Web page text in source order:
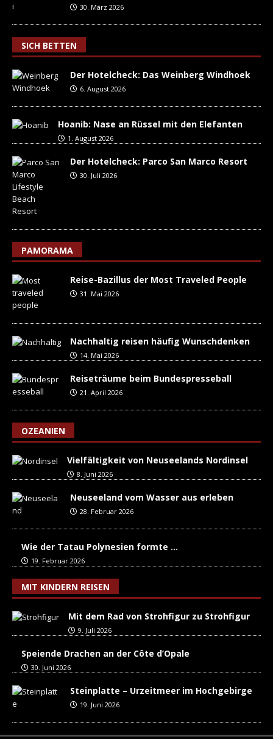
30. März 2026
SICH BETTEN
Der Hotelcheck: Das Weinberg Windhoek
6. August 2026
Hoanib: Nase an Rüssel mit den Elefanten
1. August 2026
Der Hotelcheck: Parco San Marco Resort
30. Juli 2026
PAMORAMA
Reise-Bazillus der Most Traveled People
31. Mai 2026
Nachhaltig reisen häufig Wunschdenken
14. Mai 2026
Reiseträume beim Bundespresseball
21. April 2026
OZEANIEN
Vielfältigkeit von Neuseelands Nordinsel
8. Juni 2026
Neuseeland vom Wasser aus erleben
28. Februar 2026
Wie der Tatau Polynesien formte …
19. Februar 2026
MIT KINDERN REISEN
Mit dem Rad von Strohfigur zu Strohfigur
9. Juli 2026
Speiende Drachen an der Côte d’Opale
30. Juni 2026
Steinplatte – Urzeitmeer im Hochgebirge
19. Juni 2026